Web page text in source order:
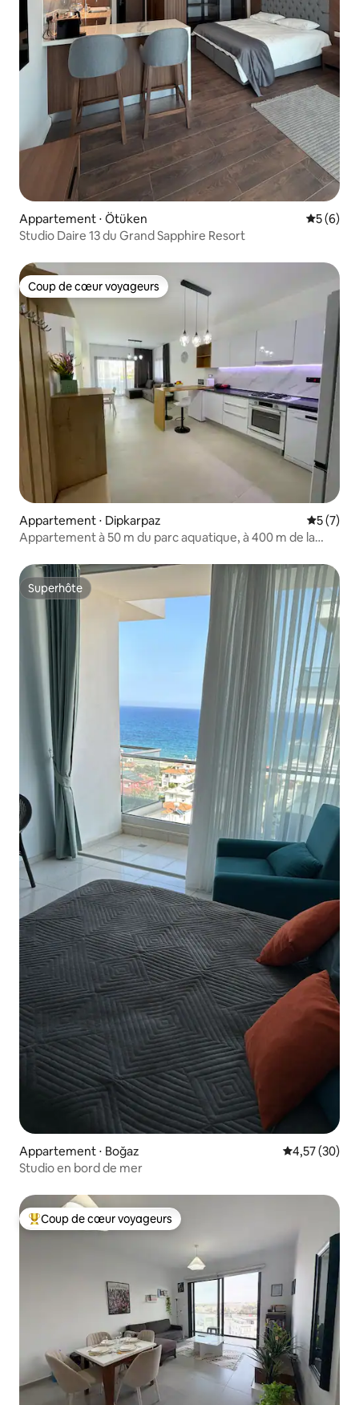
Appartement ⋅ Ötüken
5 (6)
Studio Daire 13 du Grand Sapphire Resort
Coup de cœur voyageurs
Coup de cœur voyageurs
Appartement ⋅ Dipkarpaz
5 (7)
Appartement à 50 m du parc aquatique, à 400 m de la
Superhôte
Superhôte
Appartement ⋅ Boğaz Évaluation
4,57 (30)
Studio en bord de mer
Coups de cœur voyageurs les plus appréciés
Coup de cœur voyageurs